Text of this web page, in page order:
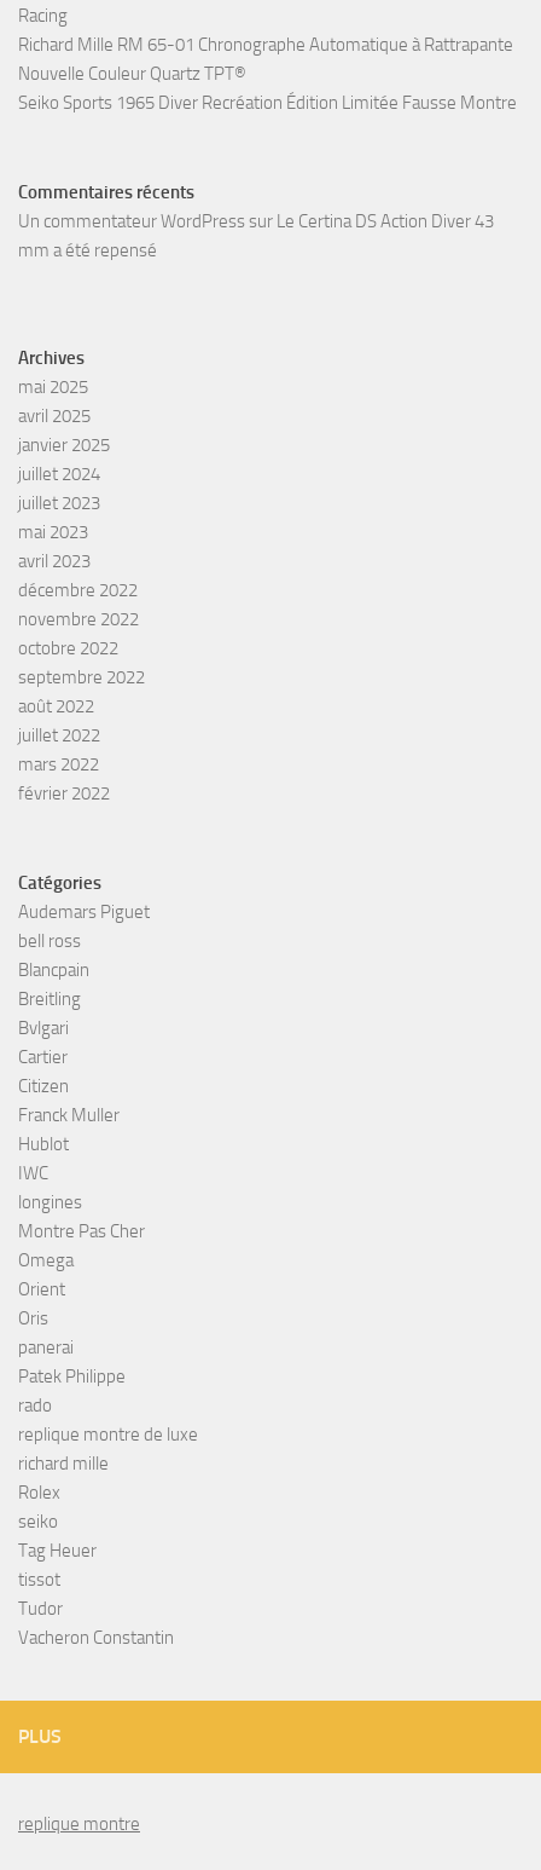
Racing
Richard Mille RM 65-01 Chronographe Automatique à Rattrapante
Nouvelle Couleur Quartz TPT®
Seiko Sports 1965 Diver Recréation Édition Limitée Fausse Montre
Commentaires récents
Un commentateur WordPresssur Le Certina DS Action Diver 43
mm a été repensé
Archives
mai 2025
avril 2025
janvier 2025
juillet 2024
juillet 2023
mai 2023
avril 2023
décembre 2022
novembre 2022
octobre 2022
septembre 2022
août 2022
juillet 2022
mars 2022
février 2022
Catégories
Audemars Piguet
bell ross
Blancpain
Breitling
Bvlgari
Cartier
Citizen
Franck Muller
Hublot
IWC
longines
Montre Pas Cher
Omega
Orient
Oris
panerai
Patek Philippe
rado
replique montre de luxe
richard mille
Rolex
seiko
Tag Heuer
tissot
Tudor
Vacheron Constantin
PLUS
replique montre